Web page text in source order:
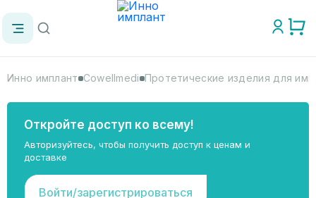
Инно имплант Cowellmedi Протетические изделия для
Откройте доступ ко всему!
Авторизуйтесь, чтобы получить доступ к ценам и
доставке
Войти/зарегистрироваться